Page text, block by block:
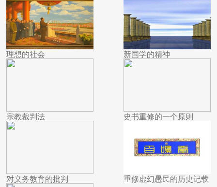
理想的社会
宗教裁判法
对义务教育的批判
新国学的精神
史书重修的一个原则
重修虚幻愚民的历史记载